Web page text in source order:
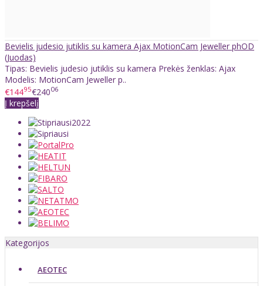
Bevielis judesio jutiklis su kamera Ajax MotionCam Jeweller phOD
(Juodas)
Tipas: Bevielis judesio jutiklis su kamera Prekės ženklas: Ajax
Modelis: MotionCam Jeweller p..
€14495€24006
Į krepšelį
Kategorijos
AEOTEC